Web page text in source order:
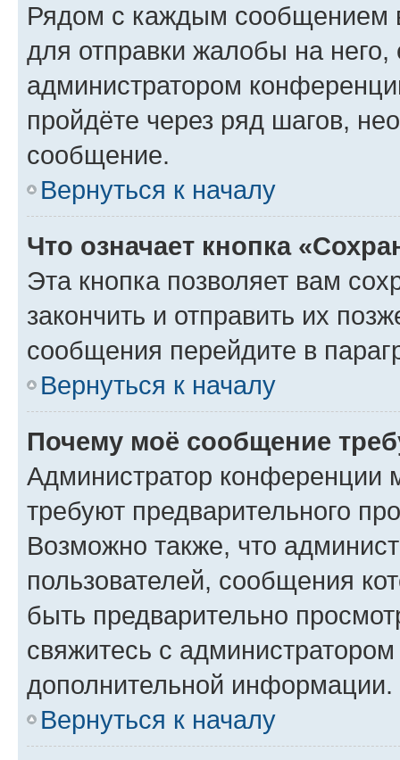
Рядом с каждым сообщением
для отправки жалобы на
администратором
пройдёте через ряд шагов,
сообщение.
Вернуться к началу
Что означает кнопка
Эта кнопка позволяет вам
закончить и отправить их
сообщения перейдите в
Вернуться к началу
Почему моё сообщение
Администратор конференции
требуют предварительного
Возможно также, что
пользователей, сообщения
быть предварительно
свяжитесь с
дополнительной информации.
Вернуться к началу